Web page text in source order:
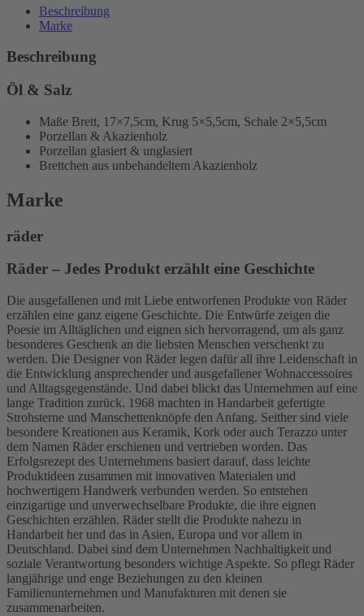
Beschreibung
Marke
Beschreibung
Öl & Salz
Maße Brett, 17×7,5cm, Krug 5×5,5cm, Schale 2×5,5cm
Porzellan & Akazienholz
Porzellan glasiert & unglasiert
Brettchen aus unbehandeltem Akazienholz
Marke
räder
Räder – Jedes Produkt erzählt eine Geschichte
Die ausgefallenen und mit Liebe entworfenen Produkte von Räder
erzählen eine ganz eigene Geschichte. Die Entwürfe zeigen die
Poesie im Alltäglichen und eignen sich hervorragend, um als ganz
besonderes Geschenk an die liebsten Menschen verschenkt zu
werden. Die Designer von Räder legen dafür all ihre Leidenschaft in
die Entwicklung ansprechender und ausgefallener Wohnaccessoires
und Alltagsgegenstände. Und dabei blickt das Unternehmen auf eine
lange Tradition zurück. 1968 machten in Handarbeit gefertigte
Strohsterne und Manschettenknöpfe den Anfang. Seither sind viele
besondere Kreationen aus Keramik, Kork oder auch Terazzo unter
dem Namen Räder erschienen und vertrieben worden. Das
Erfolgsrezept des Unternehmens basiert darauf, dass leichte
Produktideen zusammen mit innovativen Materialen und
hochwertigem Handwerk verbunden werden. So entstehen
einzigartige und unverwechselbare Produkte, die ihre eignen
Geschichten erzählen. Räder stellt die Produkte nahezu in
Handarbeit her und das in Asien, Europa und vor allem in
Deutschland. Dabei sind dem Unternehmen Nachhaltigkeit und
soziale Verantwortung besonders wichtige Aspekte. So pflegt Räder
langjährige und enge Beziehungen zu den kleinen
Familienunternehmen und Manufakturen mit denen sie
zusammenarbeiten.